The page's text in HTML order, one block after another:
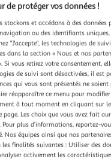
Illustration
précédente
uni - 180x130 cm -
cocooning une fois
ultra doux XXL.FICHE
flanelle.- Matière :
de protéger vos données !
et accédons à des données
ou des identifiants
"J'accepte", les technologies de
dans la section « Nous et nos
Si vous retirez votre consentement,
de suivi sont désactivées, il est
qui vous sont présentés ne
réapparaître ce menu pour
à tout moment en cliquant sur le
page. Les choix que vous avez fait
plus d’informations, reportez-
équipes ainsi que nos
finalités suivantes : Utiliser des
activement les